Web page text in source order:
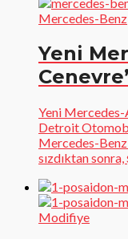
Mercedes-Benz
Yeni
Yeni Mercedes-
Detroit
Mercedes-
sızdıktan sonra,
Modifiye